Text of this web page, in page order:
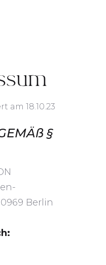
am 18.10.23
§
Berlin